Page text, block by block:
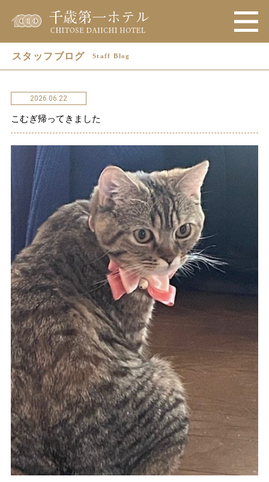
スタッフブログ Staff Blog
2026.06.22
こむぎ帰ってきました